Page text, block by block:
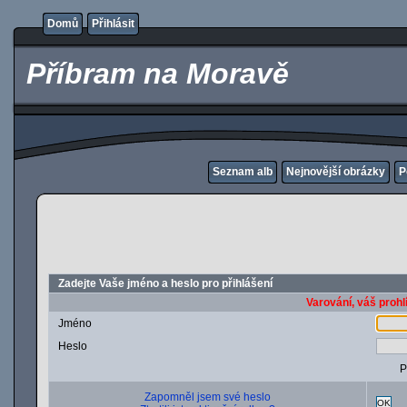
Domů Přihlásit
Příbram na Moravě
Seznam alb Nejnovější obrázky
Zadejte Vaše jméno a heslo pro přihlášení
Varování, váš
Jméno
Heslo
Zapomněl jsem své heslo
OK